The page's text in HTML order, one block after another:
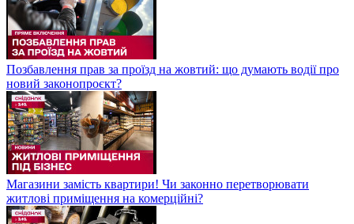
Позбавлення прав за проїзд на жовтий: що думають водії про
новий законопроєкт?
Магазини замість квартири! Чи законно перетворювати
житлові приміщення на комерційні?